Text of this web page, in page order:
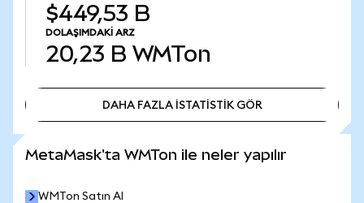
$449,53 B
DOLAŞIMDAKI ARZ
20,23 B WMTon
DAHA FAZLA İSTATİSTİK GÖR
MetaMask'ta WMTon ile neler yapılır
WMTon Satın Al